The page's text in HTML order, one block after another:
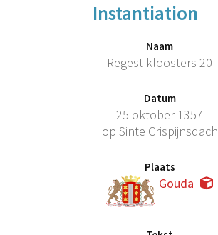
Instantiation
Naam
Regest kloosters 20
Datum
25 oktober 1357
op Sinte Crispijnsdach
Plaats
Gouda